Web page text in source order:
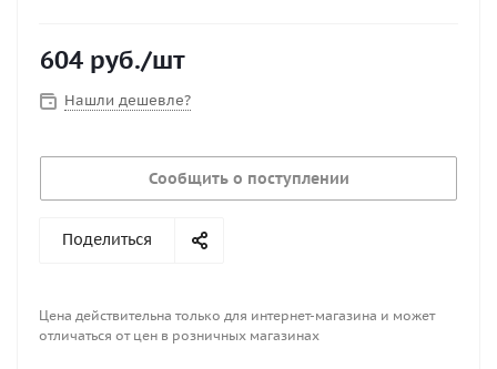
604 руб./шт
Нашли дешевле?
Сообщить о поступлении
Поделиться
Цена действительна только для интернет-магазина и может
отличаться от цен в розничных магазинах